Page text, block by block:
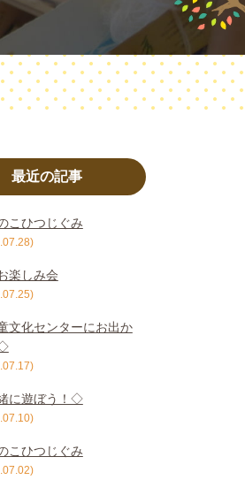
最近の記事
こひつじぐみ
楽しみ会
文化センターにお出か
に遊ぼう！◇
こひつじぐみ